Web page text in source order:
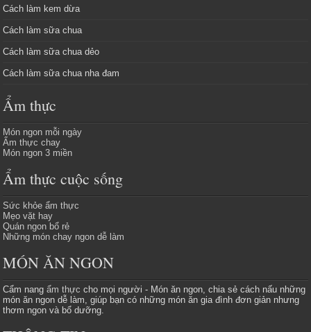
Cách làm kem dừa
Cách làm sữa chua
Cách làm sữa chua dẻo
Cách làm sữa chua nha đam
Ẩm thực
Món ngon mỗi ngày
Ẩm thực chay
Món ngon 3 miền
Ẩm thực cuộc sống
Sức khỏe ẩm thực
Mẹo vặt hay
Quán ngon bổ rẻ
Những món chay ngon dễ làm
MÓN ĂN NGON
Cẩm nangẩm thực cho mọi người - Món ăn ngon, chia sẻ cách nấu những
món ăn ngon dễ làm, giúp bạn có những món ăn gia đình đơn giản nhưng
thơm ngon và bổ dưỡng.